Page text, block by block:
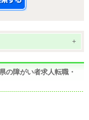
+
の障がい者求人転職・